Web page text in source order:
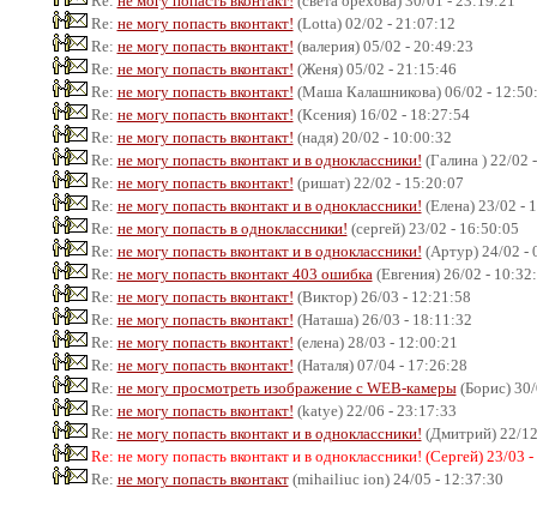
Re: не могу попасть вконтакт! (Lotta) 02/02 - 21:07:12
Re: не могу попасть вконтакт! (валерия) 05/02 - 20:49:23
Re: не могу попасть вконтакт! (Женя) 05/02 - 21:15:46
Re: не могу попасть вконтакт! (Маша Калашникова) 06/02 -
Re: не могу попасть вконтакт! (Ксения) 16/02 - 18:27:54
Re: не могу попасть вконтакт! (надя) 20/02 - 10:00:32
Re: не могу попасть вконтакт и в одноклассники! (Галина ) 22/02
Re: не могу попасть вконтакт! (ришат) 22/02 - 15:20:07
Re: не могу попасть вконтакт и в одноклассники! (Елена) 23/02 -
Re: не могу попасть в одноклассники! (сергей) 23/02 - 16:50:05
Re: не могу попасть вконтакт и в одноклассники! (Артур) 24/02 -
Re: не могу попасть вконтакт 403 ошибка (Евгения) 26/02 -
Re: не могу попасть вконтакт! (Виктор) 26/03 - 12:21:58
Re: не могу попасть вконтакт! (Наташа) 26/03 - 18:11:32
Re: не могу попасть вконтакт! (елена) 28/03 - 12:00:21
Re: не могу попасть вконтакт! (Наталя) 07/04 - 17:26:28
Re: не могу просмотреть изображение с WEB-камеры(Борис)
Re: не могу попасть вконтакт! (katye) 22/06 - 23:17:33
Re: не могу попасть вконтакт и в одноклассники! (Дмитрий) 22/
Re: не могу попасть вконтакт и в одноклассники! (Сергей) 23/03
Re: не могу попасть вконтакт(mihailiuc ion) 24/05 - 12:37:30